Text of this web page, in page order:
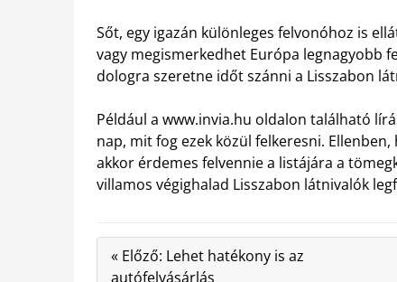
Sőt, egy igazán különleges felvonóhoz is
vagy megismerkedhet Európa legnagyobb
dologra szeretne időt szánni a Lisszabon
Például a www.invia.hu oldalon található
nap, mit fog ezek közül felkeresni.
akkor érdemes felvennie a listájára a
villamos végighalad Lisszabon látnivalók
« Előző: Lehet hatékony is az
autófelvásárlás